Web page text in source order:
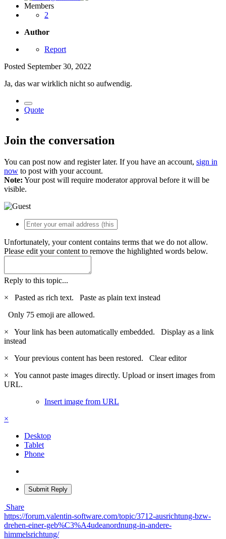
Members
2
Author
Report
Posted September 30, 2022
Ja, das war wirklich nicht so aufwendig.
Quote
Join the conversation
You can post now and register later. If you have an account, sign in
now to post with your account.
Note: Your post will require moderator approval before it will be
visible.
Unfortunately, your content contains terms that we do not allow.
Please edit your content to remove the highlighted words below.
Reply to this topic...
×
Pasted as rich text. Paste as plain text instead
Only 75 emoji are allowed.
×
Your link has been automatically embedded. Display as a link
instead
×
Your previous content has been restored. Clear editor
×
You cannot paste images directly. Upload or insert images from
URL.
Insert image from URL
×
Desktop
Tablet
Phone
Submit Reply
Share
https://forum.valentin-software.com/topic/3712-ausrichtung-bzw-
drehen-einer-geb%C3%A4udeanordnung-in-andere-
himmelsrichtung/